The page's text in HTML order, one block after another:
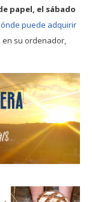
papel, el sábado
puede adquirir
en su ordenador,